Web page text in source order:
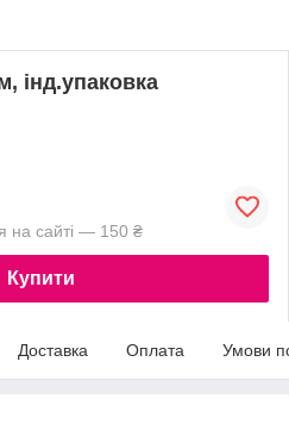
інд.упаковка
на сайті — 150 ₴
Купити
Доставка Оплата Умови